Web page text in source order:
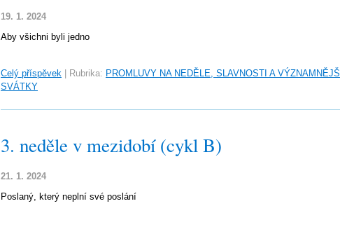
19. 1. 2024
Aby všichni byli jedno
Celý příspěvek Rubrika: PROMLUVY NA NEDĚLE, SLAVNOSTI A VÝZNAMNĚJŠÍ
SVÁTKY
3. neděle v mezidobí (cykl B)
21. 1. 2024
Poslaný, který neplní své poslání